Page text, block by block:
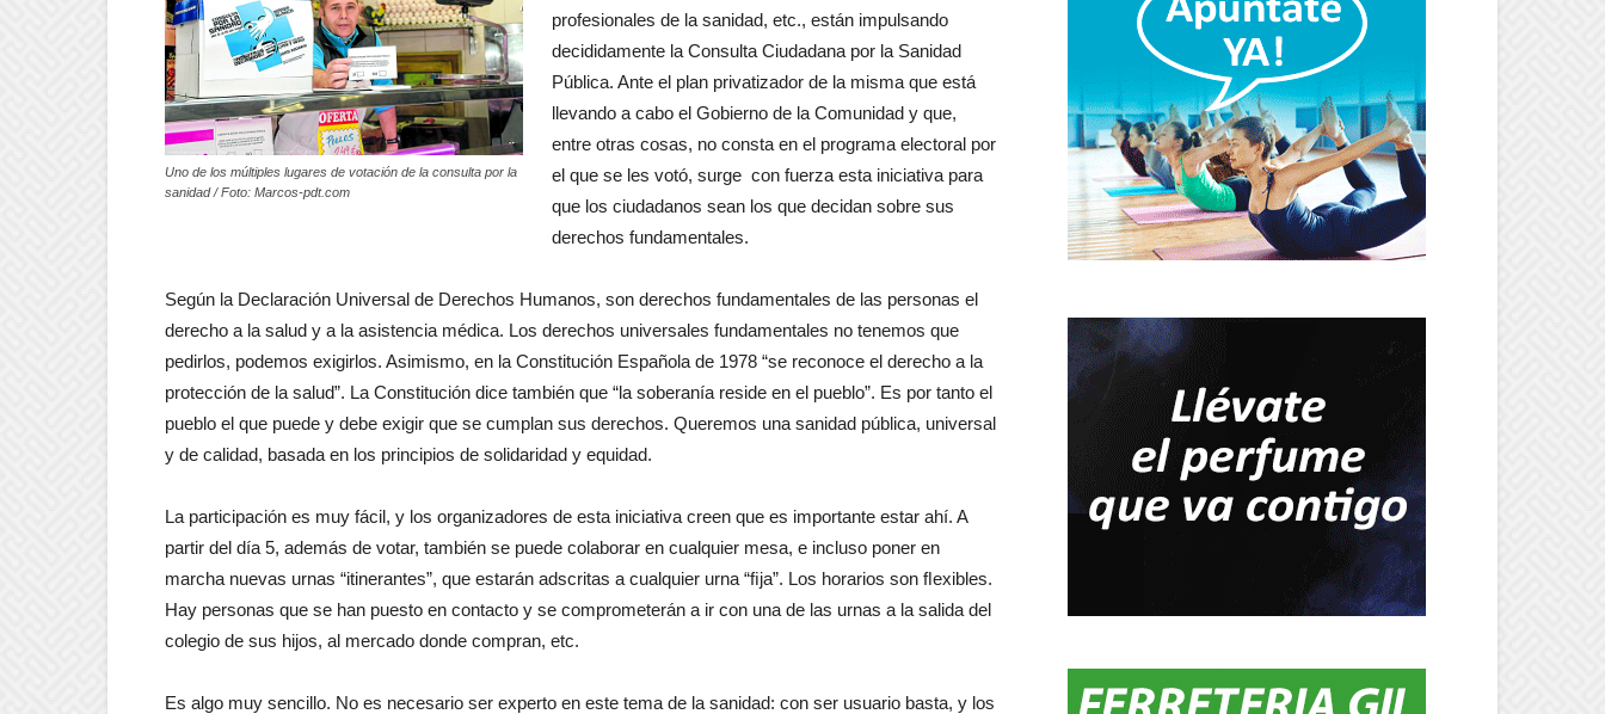
Uno de los múltiples lugares de votación de la consulta por la
sanidad / Foto: Marcos-pdt.com
profesionales de la sanidad, etc., están impulsando
decididamente la Consulta Ciudadana por la Sanidad
Pública. Ante el plan privatizador de la misma que está
llevando a cabo el Gobierno de la Comunidad y que,
entre otras cosas, no consta en el programa electoral por
el que se les votó, surge con fuerza esta iniciativa para
que los ciudadanos sean los que decidan sobre sus
derechos fundamentales.
Según la Declaración Universal de Derechos Humanos, son derechos fundamentales de las personas el
derecho a la salud y a la asistencia médica. Los derechos universales fundamentales no tenemos que
pedirlos, podemos exigirlos. Asimismo, en la Constitución Española de 1978 “se reconoce el derecho a la
protección de la salud”. La Constitución dice también que “la soberanía reside en el pueblo”. Es por tanto el
pueblo el que puede y debe exigir que se cumplan sus derechos. Queremos una sanidad pública, universal
y de calidad, basada en los principios de solidaridad y equidad.
La participación es muy fácil, y los organizadores de esta iniciativa creen que es importante estar ahí. A
partir del día 5, además de votar, también se puede colaborar en cualquier mesa, e incluso poner en
marcha nuevas urnas “itinerantes”, que estarán adscritas a cualquier urna “ﬁja”. Los horarios son ﬂexibles.
Hay personas que se han puesto en contacto y se comprometerán a ir con una de las urnas a la salida del
colegio de sus hijos, al mercado donde compran, etc.
Es algo muy sencillo. No es necesario ser experto en este tema de la sanidad: con ser usuario basta, y los